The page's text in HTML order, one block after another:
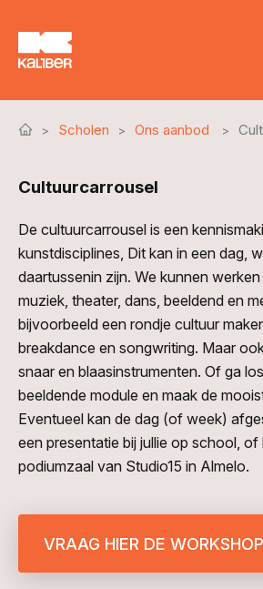
Sociaal domein
Over ons
Nieuws & Agenda
Contact
Scholen Ons aanbod
Cultuurcarrousel
De cultuurcarrousel is een
kunstdisciplines, Dit kan in een dag,
daartussenin zijn. We kunnen
muziek, theater, dans, beeldend en
bijvoorbeeld een rondje cultuur
breakdance en songwriting. Maar
snaar en blaasinstrumenten. Of ga
beeldende module en maak de
Eventueel kan de dag (of week)
een presentatie bij jullie op school,
podiumzaal van Studio15 in Almelo.
VRAAG HIER DE